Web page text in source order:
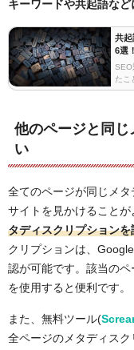
キーワードや共起語など
共
6選！
SEO
たこ
コン
他のページと同
い
全てのページが同じメ
サイトを見かけること
タディスクリプション
クリプションは、
認が可能です。該当の
を使用すると便利です。
また、無料ツール(
全ページのメタディス